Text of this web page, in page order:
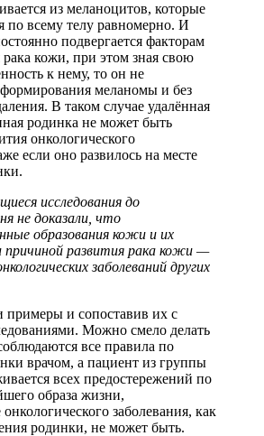
из меланоцитов, которые
по всему телу равномерно. И
подвергается факторам
рака кожи, при этом зная свою
к нему, то он не
формирования меланомы и без
В таком случае удалённая
родинка не может быть
онкологического
если оно развилось на месте
исследования до
не доказали, что
образования кожи и их
причиной развития рака кожи —
заболеваний других
примеры и сопоставив их с
Можно смело делать
все правила по
врачом, а пациент из группы
всех предостережений по
образа жизни,
заболевания, как
родинки, не может быть.